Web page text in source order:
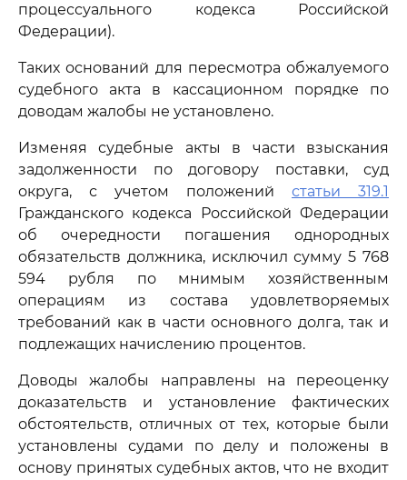
процессуального кодекса Российской
Федерации).
Таких оснований для пересмотра обжалуемого
судебного акта в кассационном порядке по
доводам жалобы не установлено.
Изменяя судебные акты в части взыскания
задолженности по договору поставки, суд
округа, с учетом положений статьи 319.1
Гражданского кодекса Российской Федерации
об очередности погашения однородных
обязательств должника, исключил сумму 5 768
594 рубля по мнимым хозяйственным
операциям из состава удовлетворяемых
требований как в части основного долга, так и
подлежащих начислению процентов.
Доводы жалобы направлены на переоценку
доказательств и установление фактических
обстоятельств, отличных от тех, которые были
установлены судами по делу и положены в
основу принятых судебных актов, что не входит